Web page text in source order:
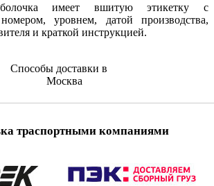
имеет вшитую этикетку с
уровнем, датой производства,
и краткой инструкцией.
Способы доставки в
Москва
траспортными компаниями